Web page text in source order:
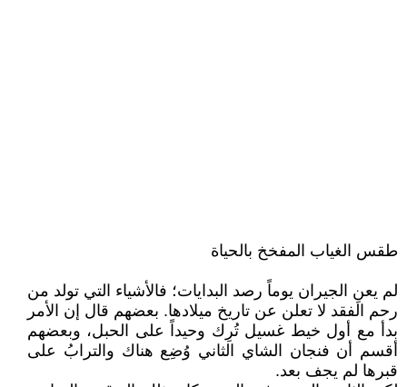
​طقس الغياب المفخخ بالحياة
​لم يعنِ الجيران يوماً رصد البدايات؛ فالأشياء التي تولد من
رحم الفقد لا تعلن عن تاريخ ميلادها. بعضهم قال إن الأمر
بدأ مع أول خيط غسيل تُرِك وحيداً على الحبل، وبعضهم
أقسم أن فنجان الشاي الثاني وُضِع هناك والترابُ على
قبرها لم يجف بعد.